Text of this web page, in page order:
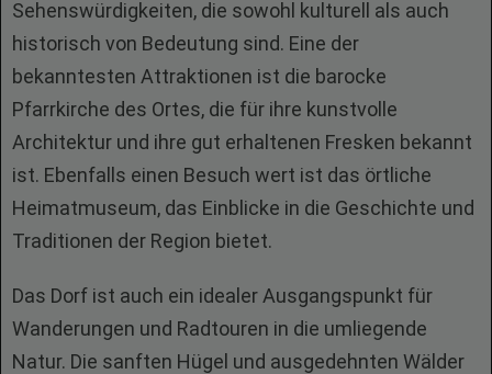
Sehenswürdigkeiten, die sowohl kulturell als auch
historisch von Bedeutung sind. Eine der
bekanntesten Attraktionen ist die barocke
Pfarrkirche des Ortes, die für ihre kunstvolle
Architektur und ihre gut erhaltenen Fresken bekannt
ist. Ebenfalls einen Besuch wert ist das örtliche
Heimatmuseum, das Einblicke in die Geschichte und
Traditionen der Region bietet.
Das Dorf ist auch ein idealer Ausgangspunkt für
Wanderungen und Radtouren in die umliegende
Natur. Die sanften Hügel und ausgedehnten Wälder